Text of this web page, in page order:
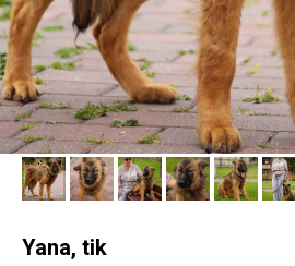
Yana, tik